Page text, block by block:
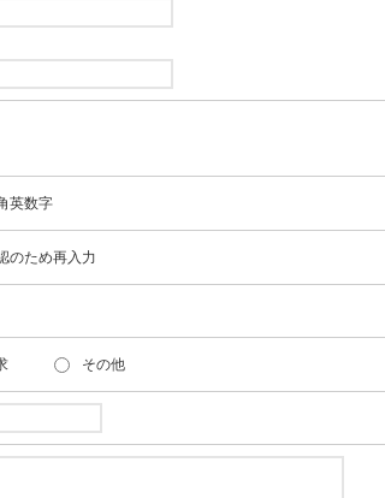
英数字
のため再入力
その他